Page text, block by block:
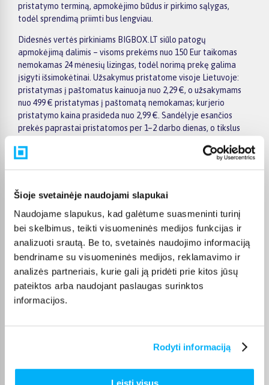
Šioje svetainėje naudojami slapukai
Naudojame slapukus, kad galėtume suasmeninti turinį
bei skelbimus, teikti visuomeninės medijos funkcijas ir
analizuoti srautą. Be to, svetainės naudojimo informaciją
bendriname su visuomeninės medijos, reklamavimo ir
analizės partneriais, kurie gali ją pridėti prie kitos jūsų
pateiktos arba naudojant paslaugas surinktos
informacijos.
Rodyti informaciją
pristatymo terminą, apmokėjimo būdus ir pirkimo sąlygas,
todėl sprendimą priimti bus lengviau.
Didesnės vertės pirkiniams BIGBOX.LT siūlo patogų
apmokėjimą dalimis – visoms prekėms nuo 150 Eur taikomas
nemokamas 24 mėnesių lizingas, todėl norimą prekę galima
įsigyti išsimokėtinai. Užsakymus pristatome visoje Lietuvoje:
pristatymas į paštomatus kainuoja nuo 2,29 €, o užsakymams
nuo 499 € pristatymas į paštomatą nemokamas; kurjerio
pristatymo kaina prasideda nuo 2,99 €. Sandėlyje esančios
prekės paprastai pristatomos per 1–2 darbo dienas, o tikslus
puslapyje.
per kurjerį arba, jei prekė pažymėta kaip tinkama atsiėmimui,
atsiėmimą BIGBOX.LT biure Veiverių g. 171, Kaune.
Pirkėjų atsiliepimai apie prekes
Labai džiaugiuosi pasirinkusi BIGBOX.LT ir šį kompaktišką 61 l talpos